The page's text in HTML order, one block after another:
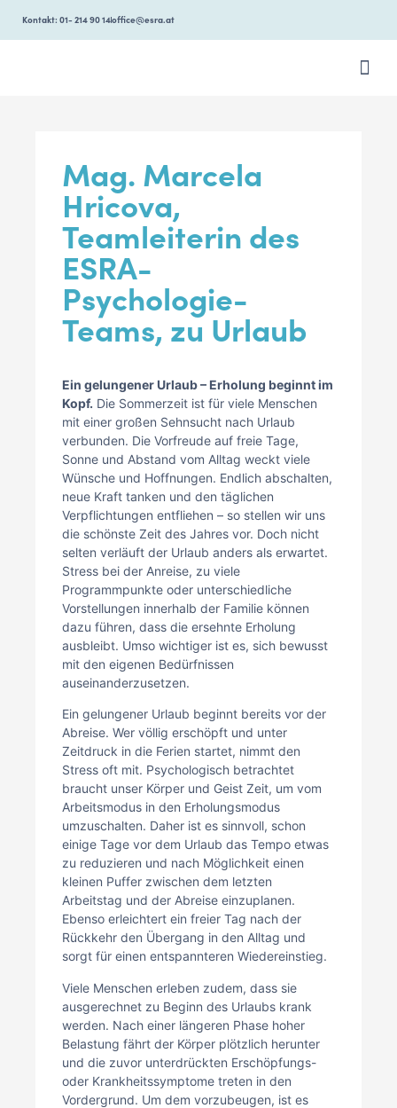
Kontakt: 01- 214 90 14office@esra.at
Mag. Marcela
Hricova,
Teamleiterin des
ESRA-
Psychologie-
Teams, zu Urlaub
Ein gelungener Urlaub – Erholung beginnt im
Kopf. Die Sommerzeit ist für viele Menschen
mit einer großen Sehnsucht nach Urlaub
verbunden. Die Vorfreude auf freie Tage,
Sonne und Abstand vom Alltag weckt viele
Wünsche und Hoffnungen. Endlich abschalten,
neue Kraft tanken und den täglichen
Verpflichtungen entfliehen – so stellen wir uns
die schönste Zeit des Jahres vor. Doch nicht
selten verläuft der Urlaub anders als erwartet.
Stress bei der Anreise, zu viele
Programmpunkte oder unterschiedliche
Vorstellungen innerhalb der Familie können
dazu führen, dass die ersehnte Erholung
ausbleibt. Umso wichtiger ist es, sich bewusst
mit den eigenen Bedürfnissen
auseinanderzusetzen.
Ein gelungener Urlaub beginnt bereits vor der
Abreise. Wer völlig erschöpft und unter
Zeitdruck in die Ferien startet, nimmt den
Stress oft mit. Psychologisch betrachtet
braucht unser Körper und Geist Zeit, um vom
Arbeitsmodus in den Erholungsmodus
umzuschalten. Daher ist es sinnvoll, schon
einige Tage vor dem Urlaub das Tempo etwas
zu reduzieren und nach Möglichkeit einen
kleinen Puffer zwischen dem letzten
Arbeitstag und der Abreise einzuplanen.
Ebenso erleichtert ein freier Tag nach der
Rückkehr den Übergang in den Alltag und
sorgt für einen entspannteren Wiedereinstieg.
Viele Menschen erleben zudem, dass sie
ausgerechnet zu Beginn des Urlaubs krank
werden. Nach einer längeren Phase hoher
Belastung fährt der Körper plötzlich herunter
und die zuvor unterdrückten Erschöpfungs-
oder Krankheitssymptome treten in den
Vordergrund. Um dem vorzubeugen, ist es